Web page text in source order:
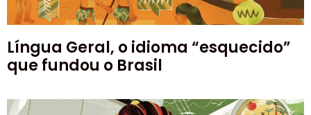
Língua Geral, o idioma “esquecido”
que fundou o Brasil